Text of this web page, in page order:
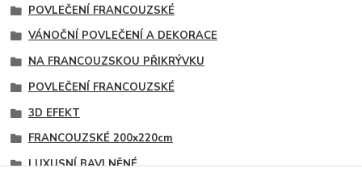
POVLEČENÍ FRANCOUZSKÉ
VÁNOČNÍ POVLEČENÍ A DEKORACE
NA FRANCOUZSKOU PŘIKRÝVKU
POVLEČENÍ FRANCOUZSKÉ
3D EFEKT
FRANCOUZSKÉ 200x220cm
LUXUSNÍ BAVLNĚNÉ